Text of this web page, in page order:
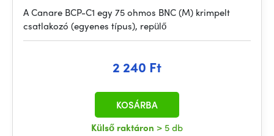
A Canare BCP-C1 egy 75 ohmos BNC (M) krimpelt
csatlakozó (egyenes típus), repülő
2 240 Ft
Külső raktáron > 5 db
KOSÁRBA